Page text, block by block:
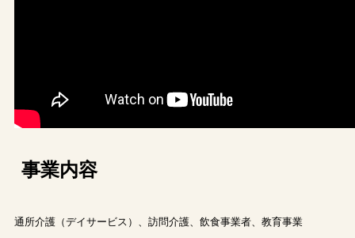
事業内容
通所介護（デイサービス）、訪問介護、飲食事業者、教育事業